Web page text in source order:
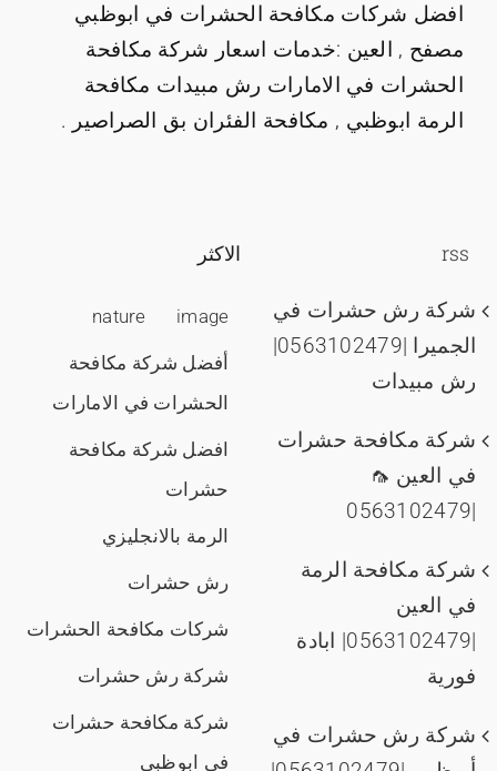
افضل شركات مكافحة الحشرات في ابوظبي
مصفح , العين :خدمات اسعار شركة مكافحة
الحشرات في الامارات رش مبيدات مكافحة
الرمة ابوظبي , مكافحة الفئران بق الصراصير .
rss
شركة رش حشرات في
الجميرا |0563102479|
رش مبيدات
شركة مكافحة حشرات
في العين 🦟
|0563102479
شركة مكافحة الرمة
في العين
|0563102479| ابادة
فورية
شركة رش حشرات في
الاكثر
image
nature
أفضل شركة مكافحة
الحشرات في الامارات
افضل شركة مكافحة
حشرات
الرمة بالانجليزي
رش حشرات
شركات مكافحة الحشرات
شركة رش حشرات
شركة مكافحة حشرات
في ابوظبي